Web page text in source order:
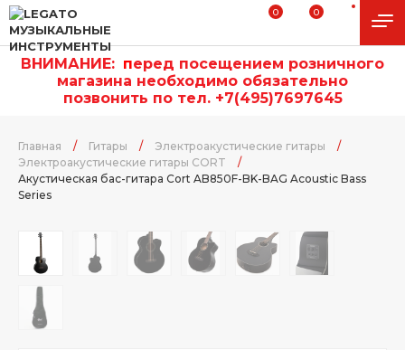
0 0
ВНИМАНИЕ: перед посещением розничного
магазина необходимо обязательно
позвонить по тел. +7(495)7697645
Главная / Гитары / Электроакустические гитары
/
Электроакустические гитары CORT
/
Акустическая бас-гитара Cort AB850F-BK-BAG Acoustic Bass
Series